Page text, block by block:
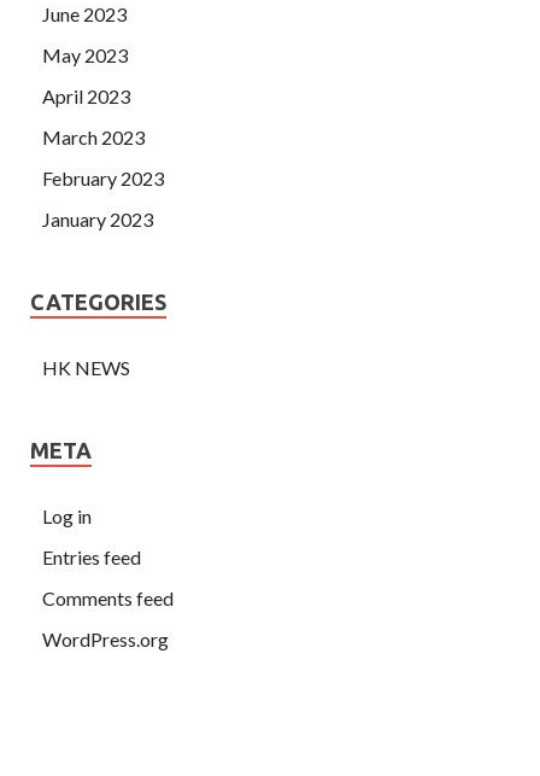
June 2023
May 2023
April 2023
March 2023
February 2023
January 2023
CATEGORIES
HK NEWS
META
Log in
Entries feed
Comments feed
WordPress.org